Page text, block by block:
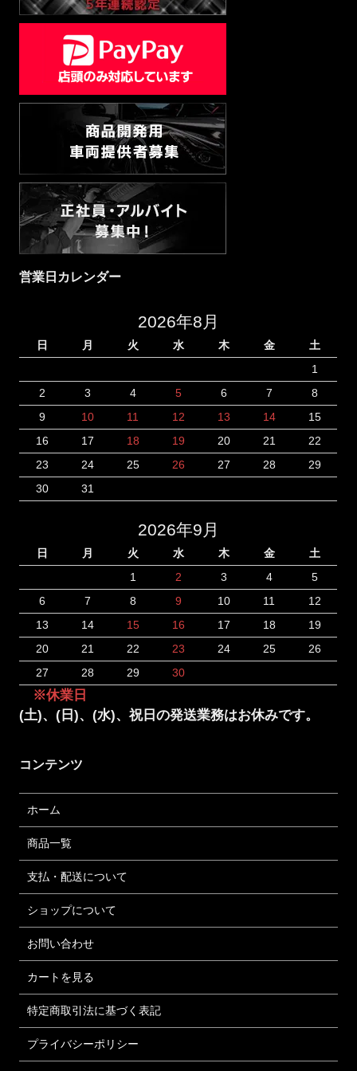
営業日カレンダー
2026年8月
日 月 火 水 木 金
土
1
2
3 4 5 6 7
8
9
10 11 12 13 14
15
16
17 18 19 20 21
22
23
24 25 26 27 28
29
30
31
2026年9月
日 月 火 水 木 金
土
1
2 3 4
5
6
7 8 9 10 11
12
13
14 15 16 17 18
19
20
21 22 23 24 25
26
27
28 29 30
※休業日
(土)、(日)、(水)、祝日の発送業務はお休みです。
コンテンツ
ホーム
商品一覧
支払・配送について
ショップについて
お問い合わせ
カートを見る
特定商取引法に基づく表記
プライバシーポリシー